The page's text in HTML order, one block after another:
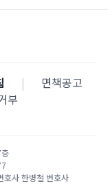
|
면책공고
부
호사한병철 변호사